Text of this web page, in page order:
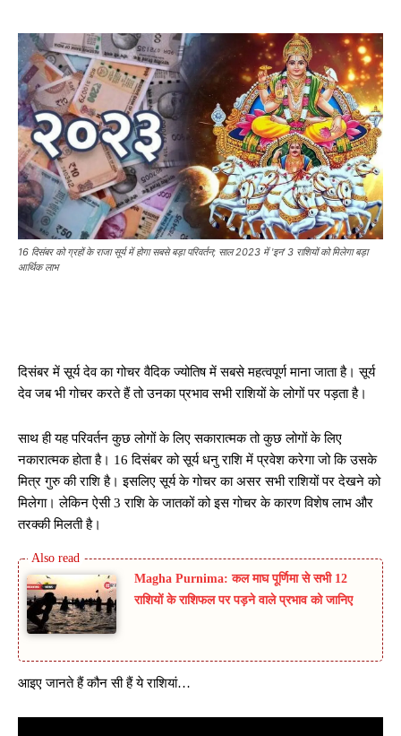
16 दिसंबर को ग्रहों के राजा सूर्य में होगा सबसे बड़ा परिवर्तन; साल 2023 में 'इन' 3 राशियों को मिलेगा बड़ा
आर्थिक लाभ
दिसंबर में सूर्य देव का गोचर वैदिक ज्योतिष में सबसे महत्वपूर्ण माना जाता है। सूर्य
देव जब भी गोचर करते हैं तो उनका प्रभाव सभी राशियों के लोगों पर पड़ता है।
साथ ही यह परिवर्तन कुछ लोगों के लिए सकारात्मक तो कुछ लोगों के लिए
नकारात्मक होता है। 16 दिसंबर को सूर्य धनु राशि में प्रवेश करेगा जो कि उसके
मित्र गुरु की राशि है। इसलिए सूर्य के गोचर का असर सभी राशियों पर देखने को
मिलेगा। लेकिन ऐसी 3 राशि के जातकों को इस गोचर के कारण विशेष लाभ और
तरक्की मिलती है।
Magha Purnima: कल माघ पूर्णिमा से सभी 12
राशियों के राशिफल पर पड़ने वाले प्रभाव को जानिए
आइए जानते हैं कौन सी हैं ये राशियां…